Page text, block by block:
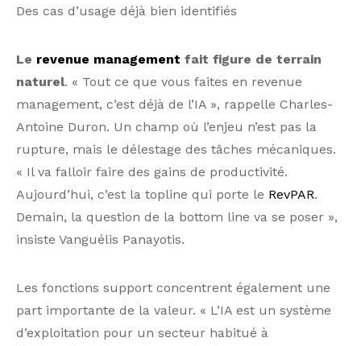
Des cas d’usage déjà bien identifiés
Le revenue management fait figure de terrain
naturel. « Tout ce que vous faites en revenue
management, c’est déjà de l’IA », rappelle Charles-
Antoine Duron. Un champ où l’enjeu n’est pas la
rupture, mais le délestage des tâches mécaniques.
« Il va falloir faire des gains de productivité.
Aujourd’hui, c’est la topline qui porte le RevPAR.
Demain, la question de la bottom line va se poser »,
insiste Vanguélis Panayotis.
Les fonctions support concentrent également une
part importante de la valeur. « L’IA est un système
d’exploitation pour un secteur habitué à